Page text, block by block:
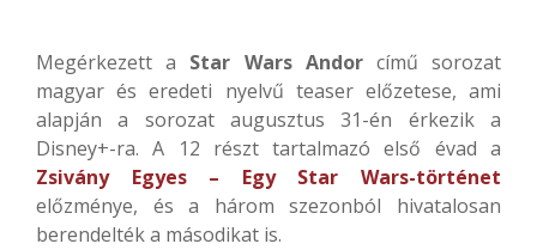
Megérkezett a Star Wars Andorcímű sorozat
magyar és eredeti nyelvű teaser előzetese, ami
alapján a sorozat augusztus 31-én érkezik a
Disney+-ra. A 12 részt tartalmazó első évad a
Zsivány Egyes – Egy Star Wars-történet
előzménye, és a három szezonból hivatalosan
berendelték a másodikat is.